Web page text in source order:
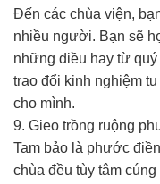
Đến các chùa viện,
nhiều người. Bạn sẽ
những điều hay từ
trao đổi kinh nghiệm
cho mình.
9. Gieo trồng ruộng
Tam bảo là phước
chùa đều tùy tâm